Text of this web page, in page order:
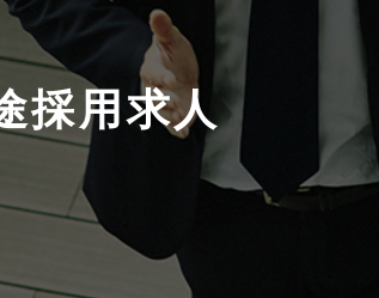
採用求人